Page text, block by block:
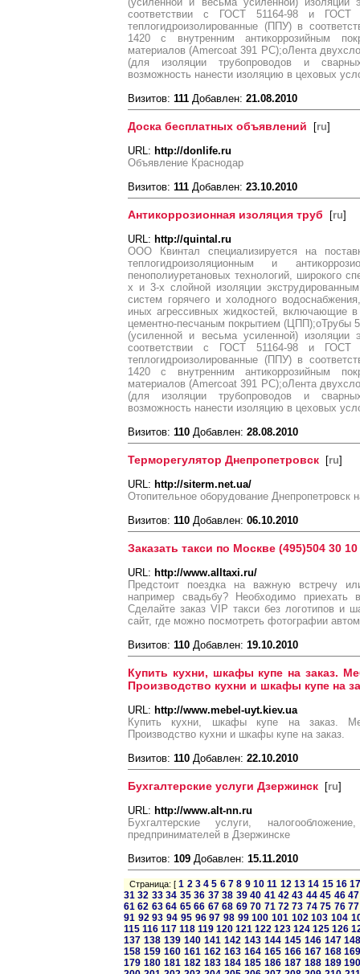
соответствии с ГОСТ 51164-98 и ГОСТ
теплогидроизолированные (ППУ) в
1420 с внутренним антикоррозийным
материалов (Amercoat 391 PC);oЛента
(для изоляции трубопроводов и
возможность нанести изоляцию в цеховых
Визитов: 111 Добавлен: 21.08.2010
Доска бесплатных объявлений [ru]
URL: http://donlife.ru
Объявление Краснодар
Визитов: 111 Добавлен: 23.10.2010
Антикоррозионная изоляция труб [ru]
URL: http://quintal.ru
ООО Квинтал специализируется на
теплогидроизоляционным и
пенополиуретановых технологий, широкого
х и 3-х слойной изоляции
систем горячего и холодного
иных агрессивных жидкостей, включающие
цементно-песчаным покрытием (ЦПП);oТрубы
(усиленной и весьма усиленной) изоляции
соответствии с ГОСТ 51164-98 и ГОСТ
теплогидроизолированные (ППУ) в
1420 с внутренним антикоррозийным
материалов (Amercoat 391 PC);oЛента
(для изоляции трубопроводов и
возможность нанести изоляцию в цеховых
Визитов: 110 Добавлен: 28.08.2010
Терморегулятор Днепропетровск [ru]
URL: http://siterm.net.ua/
Отопительное оборудование Днепропетровск
Визитов: 110 Добавлен: 06.10.2010
Заказать такси по Москве (495)504 30 10
URL: http://www.alltaxi.ru/
Предстоит поездка на важную встречу
например свадьбу? Необходимо приехать
Сделайте заказ VIP такси без логотипов и
сайт, где можно посмотреть фотографии
Визитов: 110 Добавлен: 19.10.2010
Купить кухни, шкафы купе на заказ.
Производство кухни и шкафы купе на
URL: http://www.mebel-uyt.kiev.ua
Купить кухни, шкафы купе на заказ.
Производство кухни и шкафы купе на заказ.
Визитов: 110 Добавлен: 22.10.2010
Бухгалтерские услуги Дзержинск [ru]
URL: http://www.alt-nn.ru
Бухгалтерские услуги,
предпринимателей в Дзержинске
Визитов: 109 Добавлен: 15.11.2010
Страница: [1 2 3 4 5 6 7 8 9 10 11 12 13 14 15 16
31 32 33 34 35 36 37 38 39 40 41 42 43 44 45 46 47
61 62 63 64 65 66 67 68 69 70 71 72 73 74 75 76 77
91 92 93 94 95 96 97 98 99 100 101 102 103 104
115 116 117 118 119 120 121 122 123 124 125 126
137 138 139 140 141 142 143 144 145 146 147
158 159 160 161 162 163 164 165 166 167 168
179 180 181 182 183 184 185 186 187 188 189